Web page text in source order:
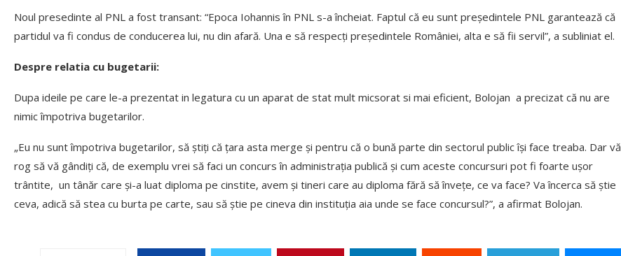
Noul presedinte al PNL a fost transant: “Epoca Iohannis în PNL s-a încheiat. Faptul că eu sunt președintele PNL garantează că
partidul va fi condus de conducerea lui, nu din afară. Una e să respecți președintele României, alta e să fii servil”, a subliniat el.
Despre relatia cu bugetarii:
Dupa ideile pe care le-a prezentat in legatura cu un aparat de stat mult micsorat si mai eficient, Bolojan a precizat că nu are
nimic împotriva bugetarilor.
„Eu nu sunt împotriva bugetarilor, să ştiţi că ţara asta merge şi pentru că o bună parte din sectorul public îşi face treaba. Dar vă
rog să vă gândiţi că, de exemplu vrei să faci un concurs în administraţia publică şi cum aceste concursuri pot fi foarte uşor
trântite, un tânăr care şi-a luat diploma pe cinstite, avem şi tineri care au diploma fără să înveţe, ce va face? Va încerca să ştie
ceva, adică să stea cu burta pe carte, sau să ştie pe cineva din instituţia aia unde se face concursul?”, a afirmat Bolojan.